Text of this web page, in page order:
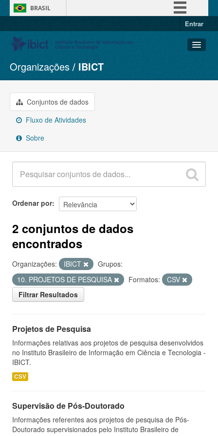
BRASIL
Entrar
Conjuntos de dados
Organizações
Grupos
Sobre
Organizações IBICT
Conjuntos de dados
Fluxo de Atividades
Sobre
Ordenar por
2 conjuntos de dados
encontrados
Organizações: IBICT
Grupos:
10. PROJETOS DE PESQUISA
Formatos:
CSV
Filtrar Resultados
Projetos de Pesquisa
Informações relativas aos projetos de pesquisa desenvolvidos
no Instituto Brasileiro de Informação em Ciência e Tecnologia -
IBICT.
CSV
Supervisão de Pós-Doutorado
Informações referentes aos projetos de pesquisa de Pós-
Doutorado supervisionados pelo Instituto Brasileiro de